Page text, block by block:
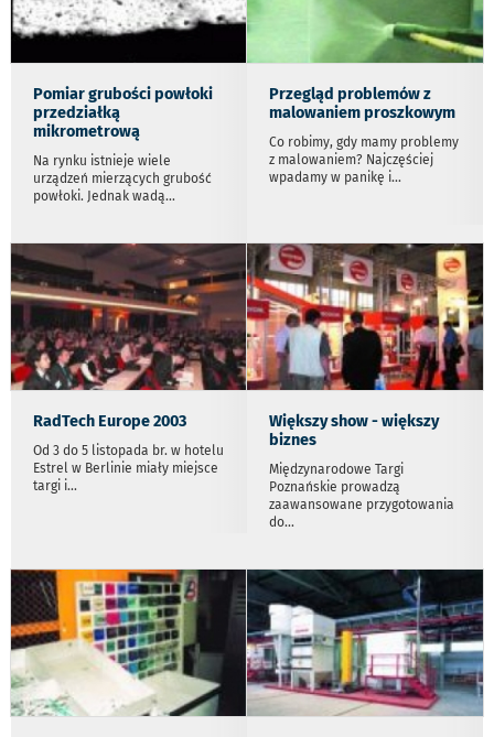
Pomiar grubości powłoki
przedziałką
mikrometrową
Na rynku istnieje wiele
urządzeń mierzących grubość
powłoki. Jednak wadą...
Przegląd problemów z
malowaniem proszkowym
Co robimy, gdy mamy problemy
z malowaniem? Najczęściej
wpadamy w panikę i...
RadTech Europe 2003
Od 3 do 5 listopada br. w hotelu
Estrel w Berlinie miały miejsce
targi i...
Większy show - większy
biznes
Międzynarodowe Targi
Poznańskie prowadzą
zaawansowane przygotowania
do...